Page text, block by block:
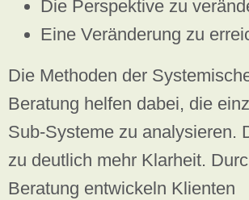
Die Perspektive zu
Eine Veränderung zu
Die Methoden der
Beratung helfen dabei, die
Sub-Systeme zu analysieren.
zu deutlich mehr Klarheit.
Beratung entwickeln Klienten